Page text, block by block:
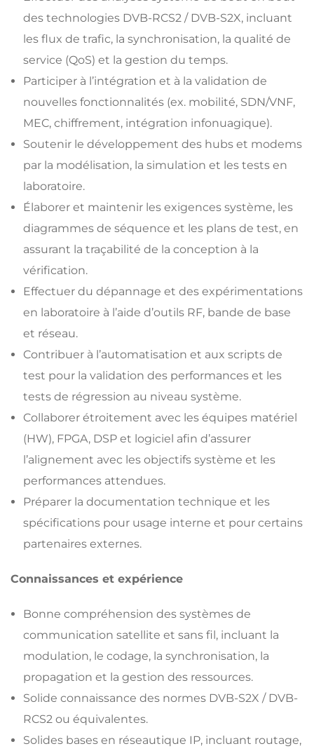
des technologies DVB-RCS2 / DVB-S2X, incluant
les flux de trafic, la synchronisation, la qualité de
service (QoS) et la gestion du temps.
Participer à l’intégration et à la validation de
nouvelles fonctionnalités (ex. mobilité, SDN/VNF,
MEC, chiffrement, intégration infonuagique).
Soutenir le développement des hubs et modems
par la modélisation, la simulation et les tests en
laboratoire.
Élaborer et maintenir les exigences système, les
diagrammes de séquence et les plans de test, en
assurant la traçabilité de la conception à la
vérification.
Effectuer du dépannage et des expérimentations
en laboratoire à l’aide d’outils RF, bande de base
et réseau.
Contribuer à l’automatisation et aux scripts de
test pour la validation des performances et les
tests de régression au niveau système.
Collaborer étroitement avec les équipes matériel
(HW), FPGA, DSP et logiciel afin d’assurer
l’alignement avec les objectifs système et les
performances attendues.
Préparer la documentation technique et les
spécifications pour usage interne et pour certains
partenaires externes.
Connaissances et expérience
Bonne compréhension des systèmes de
communication satellite et sans fil, incluant la
modulation, le codage, la synchronisation, la
propagation et la gestion des ressources.
Solide connaissance des normes DVB-S2X / DVB-
RCS2 ou équivalentes.
Solides bases en réseautique IP, incluant routage,